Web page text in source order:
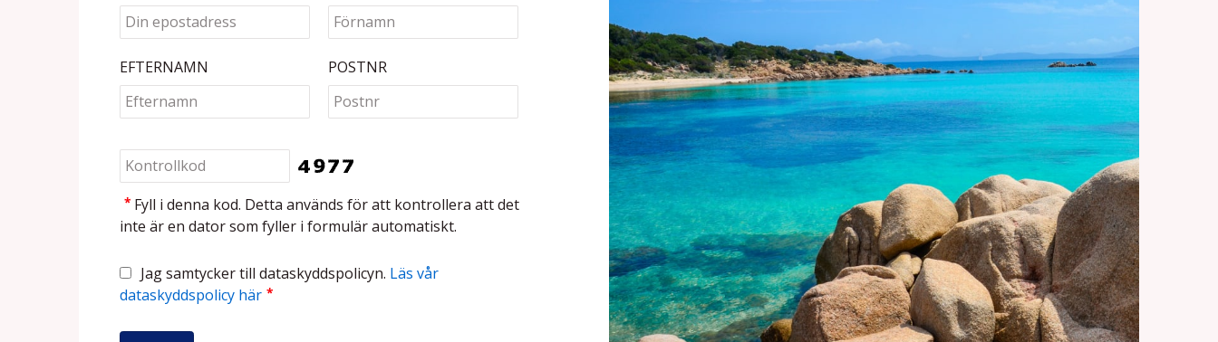
EFTERNAMN POSTNR
* Fyll i denna kod. Detta används för att kontrollera att det
inte är en dator som fyller i formulär automatiskt.
Jag samtycker till dataskyddspolicyn. Läs vår
dataskyddspolicy här *